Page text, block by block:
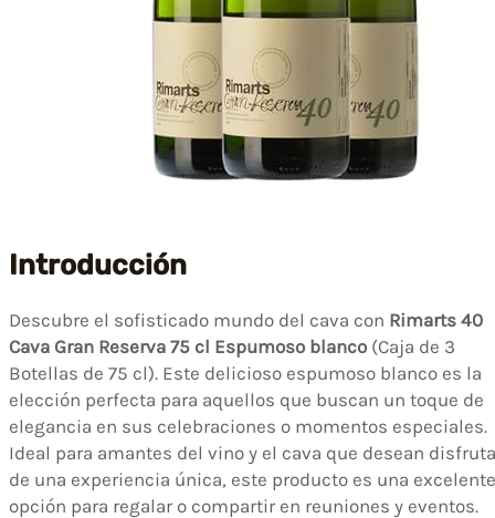
Introducción
Descubre el sofisticado mundo del cava con Rimarts 40
Cava Gran Reserva 75 cl Espumoso blanco (Caja de 3
Botellas de 75 cl). Este delicioso espumoso blanco es la
elección perfecta para aquellos que buscan un toque de
elegancia en sus celebraciones o momentos especiales.
Ideal para amantes del vino y el cava que desean
de una experiencia única, este producto es una excelente
opción para regalar o compartir en reuniones y eventos.